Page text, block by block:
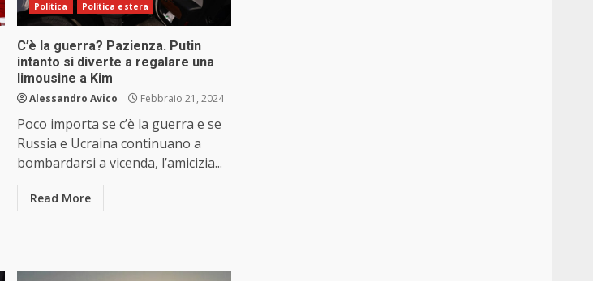
Politica Politica estera
C’è la guerra? Pazienza. Putin
intanto si diverte a regalare una
limousine a Kim
Alessandro Avico Febbraio 21, 2024
Poco importa se c’è la guerra e se
Russia e Ucraina continuano a
bombardarsi a vicenda, l’amicizia...
Read More